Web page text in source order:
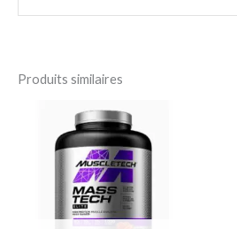
Produits similaires